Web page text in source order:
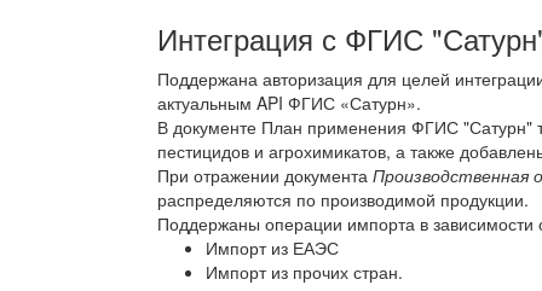
Интеграция с ФГИС
Поддержана авторизация для целей
актуальным API ФГИС «Сатурн».
В документе План применения ФГИС "Сатурн"
пестицидов и агрохимикатов, а также
При отражении документа Производственная
распределяются по производимой продукции.
Поддержаны операции импорта в зависимости
Импорт из ЕАЭС
Импорт из прочих стран.